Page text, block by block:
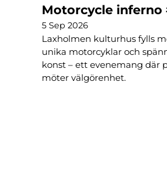
Motorcycle inferno
5 Sep 2026
Laxholmen kulturhus fylls
unika motorcyklar och
konst – ett evenemang där
möter välgörenhet.